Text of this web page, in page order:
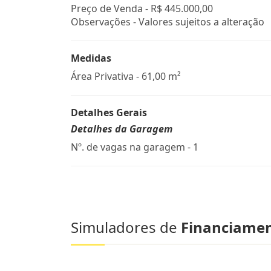
Preço de Venda - R$ 445.000,00
Observações - Valores sujeitos a alteração
Medidas
Área Privativa - 61,00 m²
Detalhes Gerais
Detalhes da Garagem
Nº. de vagas na garagem - 1
Simuladores de